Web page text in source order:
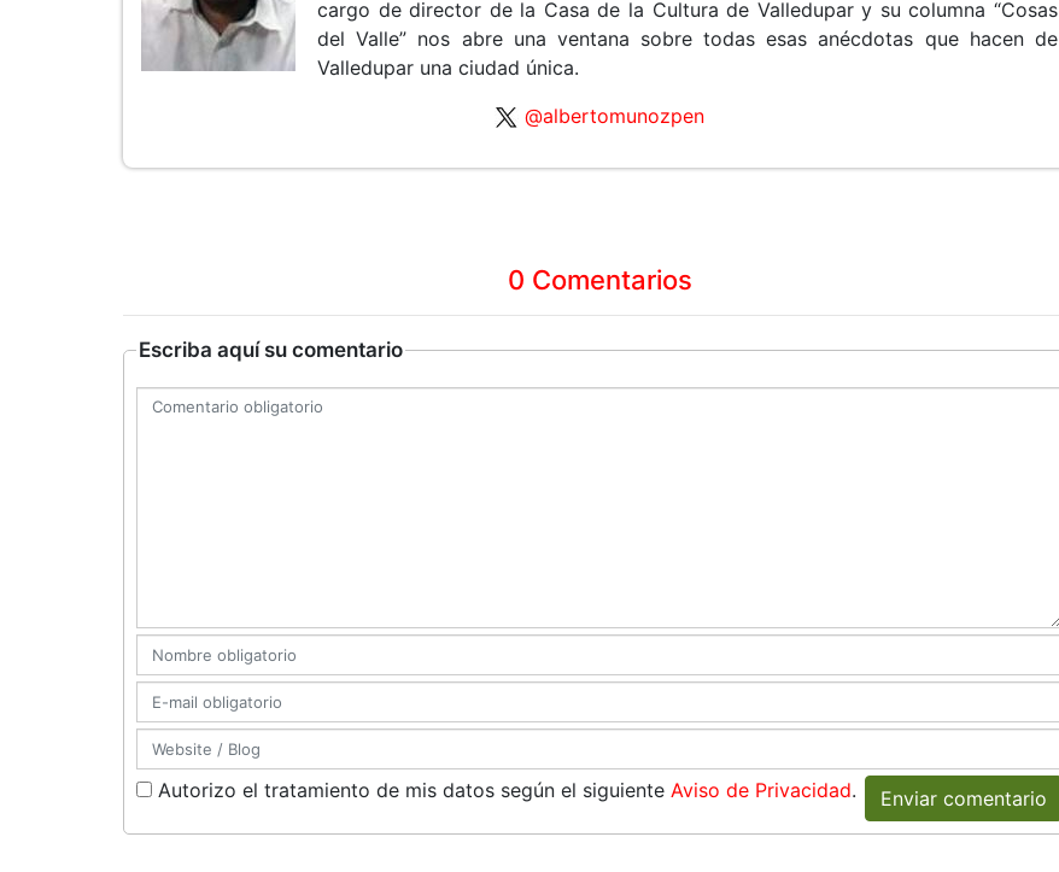
cargo de director de la Casa de la Cultura de Valledupar y su columna “Cosas
del Valle” nos abre una ventana sobre todas esas anécdotas que hacen de
Valledupar una ciudad única.
@albertomunozpen
0 Comentarios
Escriba aquí su comentario
Autorizo el tratamiento de mis datos según el siguiente Aviso de Privacidad. Enviar comentario